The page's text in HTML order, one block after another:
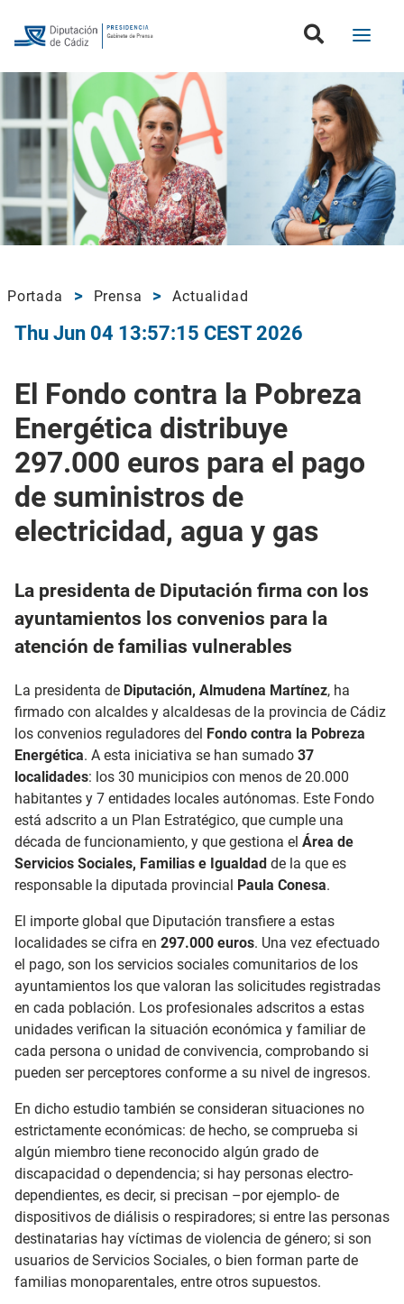
Portada Prensa Actualidad
Thu Jun 04 13:57:15 CEST 2026
El Fondo contra la Pobreza
Energética distribuye
297.000 euros para el pago
de suministros de
electricidad, agua y gas
La presidenta de Diputación firma con los
ayuntamientos los convenios para la
atención de familias vulnerables
La presidenta de Diputación, Almudena Martínez, ha
firmado con alcaldes y alcaldesas de la provincia de Cádiz
los convenios reguladores del Fondo contra la Pobreza
Energética. A esta iniciativa se han sumado 37
localidades: los 30 municipios con menos de 20.000
habitantes y 7 entidades locales autónomas. Este Fondo
está adscrito a un Plan Estratégico, que cumple una
década de funcionamiento, y que gestiona el Área de
Servicios Sociales, Familias e Igualdad de la que es
responsable la diputada provincial Paula Conesa.
El importe global que Diputación transfiere a estas
localidades se cifra en 297.000 euros. Una vez efectuado
el pago, son los servicios sociales comunitarios de los
ayuntamientos los que valoran las solicitudes registradas
en cada población. Los profesionales adscritos a estas
unidades verifican la situación económica y familiar de
cada persona o unidad de convivencia, comprobando si
pueden ser perceptores conforme a su nivel de ingresos.
En dicho estudio también se consideran situaciones no
estrictamente económicas: de hecho, se comprueba si
algún miembro tiene reconocido algún grado de
discapacidad o dependencia; si hay personas electro-
dependientes, es decir, si precisan –por ejemplo- de
dispositivos de diálisis o respiradores; si entre las personas
destinatarias hay víctimas de violencia de género; si son
usuarios de Servicios Sociales, o bien forman parte de
familias monoparentales, entre otros supuestos.